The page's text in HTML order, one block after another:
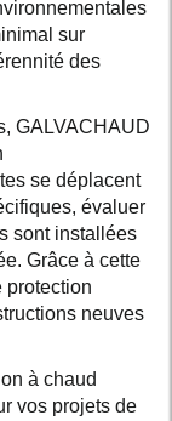
sur
des
GALVACHAUD
se déplacent
évaluer
sont installées
Grâce à cette
protection
neuves
à chaud
vos projets de